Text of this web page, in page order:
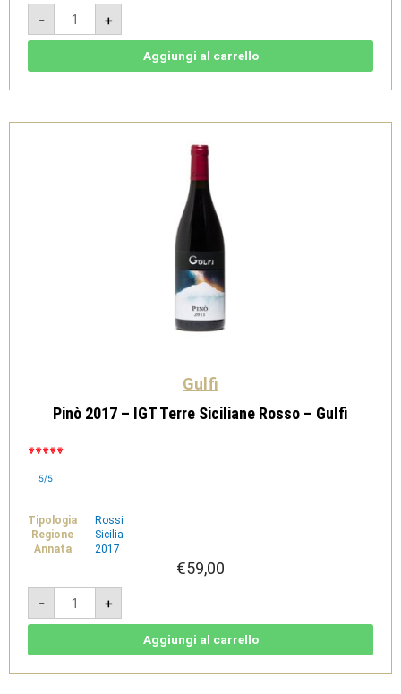
-
Pinò
2016
-
IGT
-
+
Aggiungi al carrello
Gulfi
Pinò 2017 – IGT Terre Siciliane Rosso – Gulfi
5/5
Tipologia
Rossi
Regione
Sicilia
Annata
2017
€59,00
-
Pinò
2017
-
IGT
-
+
Aggiungi al carrello